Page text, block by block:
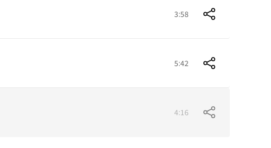
3:58
5:42
4:16